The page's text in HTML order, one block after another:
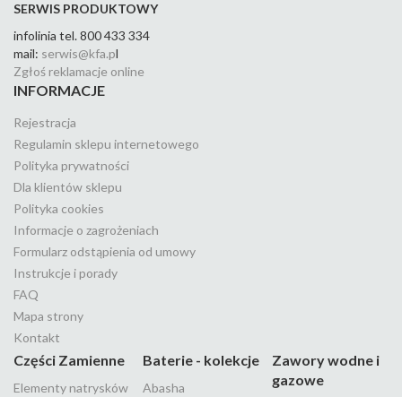
SERWIS PRODUKTOWY
infolinia tel. 800 433 334
mail: serwis@kfa.pl
Zgłoś reklamacje online
INFORMACJE
Rejestracja
Regulamin sklepu internetowego
Polityka prywatności
Dla klientów sklepu
Polityka cookies
Informacje o zagrożeniach
Formularz odstąpienia od umowy
Instrukcje i porady
FAQ
Mapa strony
Kontakt
Części Zamienne
Elementy natrysków
Baterie - kolekcje
Abasha
Zawory wodne i
gazowe